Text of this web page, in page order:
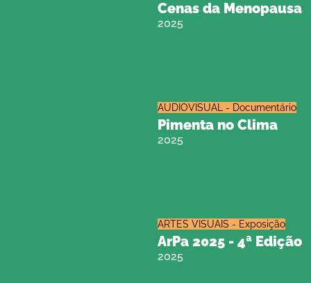
Cenas da Menopausa
2025
AUDIOVISUAL - Documentário
Pimenta no Clima
2025
ARTES VISUAIS - Exposição
ArPa 2025 - 4ª Edição
2025